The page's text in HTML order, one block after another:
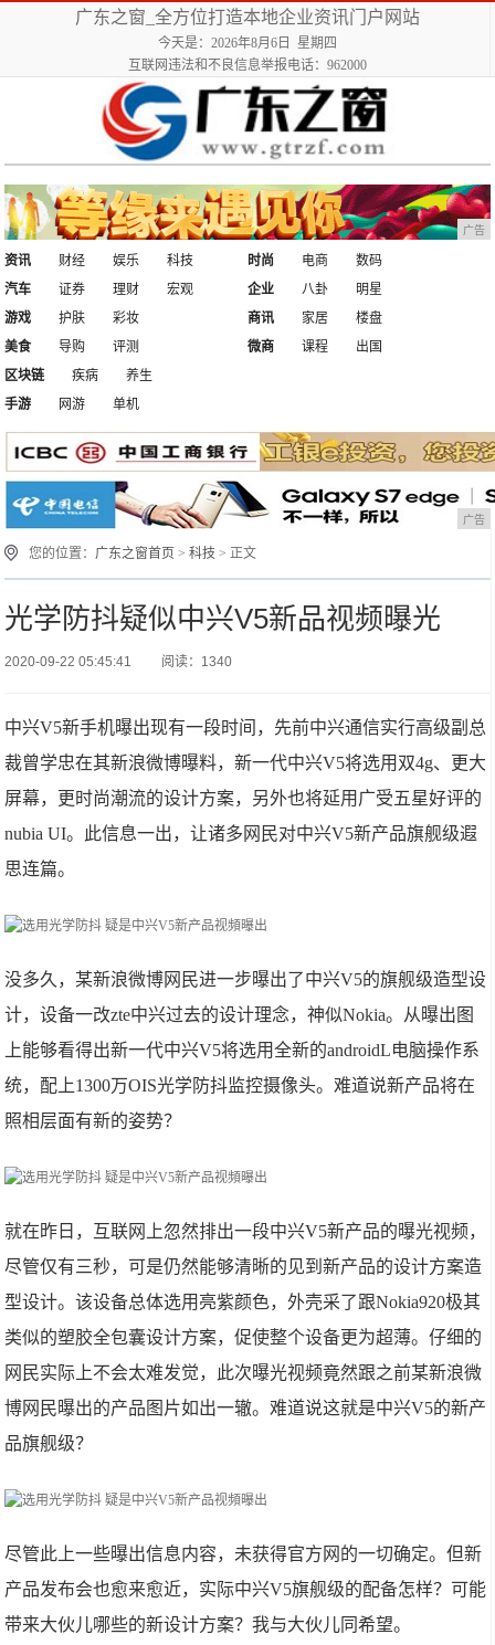
广东之窗_全方位打造本地企业资讯门户网站
今天是：2026年8月6日 星期四
互联网违法和不良信息举报电话：962000
广告
资讯 财经 娱乐
科技
汽车
证券 理财 宏观
时尚 电商
数码
企业
八卦
明星
游戏
护肤
彩妆
美食
导购 评测
商讯 家居
楼盘
微商
课程
出国
区块链
疾病
养生
手游
网游 单机
广告
您的位置： 广东之窗首页 >科技 > 正文
光学防抖疑似中兴V5新品视频曝光
2020-09-22 05:45:41 阅读：1340
中兴V5新手机曝出现有一段时间，先前中兴通信实行高级副总
裁曾学忠在其新浪微博曝料，新一代中兴V5将选用双4g、更大
屏幕，更时尚潮流的设计方案，另外也将延用广受五星好评的
nubia UI。此信息一出，让诸多网民对中兴V5新产品旗舰级遐
思连篇。
没多久，某新浪微博网民进一步曝出了中兴V5的旗舰级造型设
计，设备一改zte中兴过去的设计理念，神似Nokia。从曝出图
上能够看得出新一代中兴V5将选用全新的androidL电脑操作系
统，配上1300万OIS光学防抖监控摄像头。难道说新产品将在
照相层面有新的姿势？
就在昨日，互联网上忽然排出一段中兴V5新产品的曝光视频，
尽管仅有三秒，可是仍然能够清晰的见到新产品的设计方案造
型设计。该设备总体选用亮紫颜色，外壳采了跟Nokia920极其
类似的塑胶全包囊设计方案，促使整个设备更为超薄。仔细的
网民实际上不会太难发觉，此次曝光视频竟然跟之前某新浪微
博网民曝出的产品图片如出一辙。难道说这就是中兴V5的新产
品旗舰级？
尽管此上一些曝出信息内容，未获得官方网的一切确定。但新
产品发布会也愈来愈近，实际中兴V5旗舰级的配备怎样？可能
带来大伙儿哪些的新设计方案？我与大伙儿同希望。